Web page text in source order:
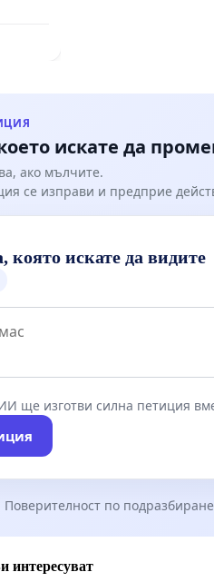
искате да
ако мълчите.
се изправи и предприе
искате да видите
ще изготви силна петиция
Поверителност по подразбиране
интересуват